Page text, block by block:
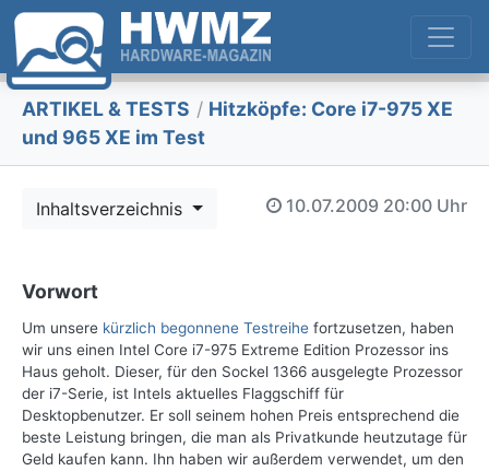
ARTIKEL & TESTS / Hitzköpfe: Core i7-975 XE
und 965 XE im Test
Inhaltsverzeichnis 10.07.2009 20:00 Uhr
Vorwort
Um unsere kürzlich begonnene Testreihe fortzusetzen, haben
wir uns einen Intel Core i7-975 Extreme Edition Prozessor ins
Haus geholt. Dieser, für den Sockel 1366 ausgelegte Prozessor
der i7-Serie, ist Intels aktuelles Flaggschiff für
Desktopbenutzer. Er soll seinem hohen Preis entsprechend die
beste Leistung bringen, die man als Privatkunde heutzutage für
Geld kaufen kann. Ihn haben wir außerdem verwendet, um den